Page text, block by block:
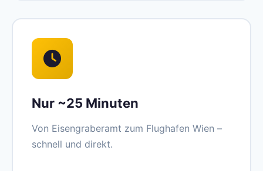
Nur ~25 Minuten
Von Eisengraberamt zum Flughafen Wien –
schnell und direkt.